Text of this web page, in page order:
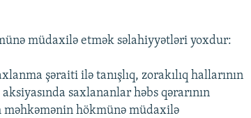
müdaxilə etmək səlahiyyətləri yoxdur:
şəraiti ilə tanışlıq, zorakılıq hallarının
saxlananlar həbs qərarının
məhkəmənin hökmünə müdaxilə